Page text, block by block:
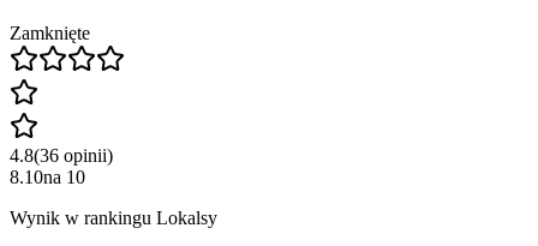
Zamknięte
4.8(36 opinii)
8.10na 10
Wynik w rankingu Lokalsy